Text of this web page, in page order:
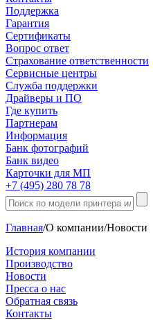
Поддержка
Гарантия
Сертификаты
Вопрос ответ
Страхование ответственности
Сервисные центры
Служба поддержки
Драйверы и ПО
Где купить
Партнерам
Информация
Банк фотографий
Банк видео
Карточки для МП
+7 (495) 280 78 78
Главная/О компании/Новости
История компании
Производство
Новости
Пресса о нас
Обратная связь
Контакты